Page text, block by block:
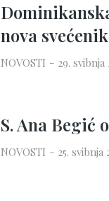
nova
NOVOSTI 29. svibnja
S. Ana Begić
NOVOSTI 25. svibnja